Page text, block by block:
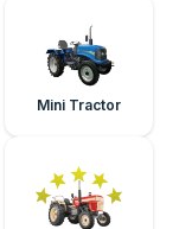
Mini Tractor